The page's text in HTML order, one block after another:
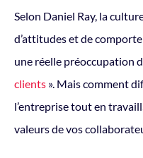
Selon Daniel Ray, la
d’attitudes et de
une réelle préoccupation
clients ». Mais comment
l’entreprise tout en
valeurs de vos